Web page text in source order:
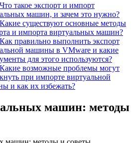
Что такое экспорт и импорт
машин, и зачем это нужно?
Какие существуют основные методы
и импорта виртуальных машин?
Как правильно выполнить экспорт
машины в VMware и какие
для этого используются?
Какие возможные проблемы могут
при импорте виртуальной
и как их избежать?
машин: методы